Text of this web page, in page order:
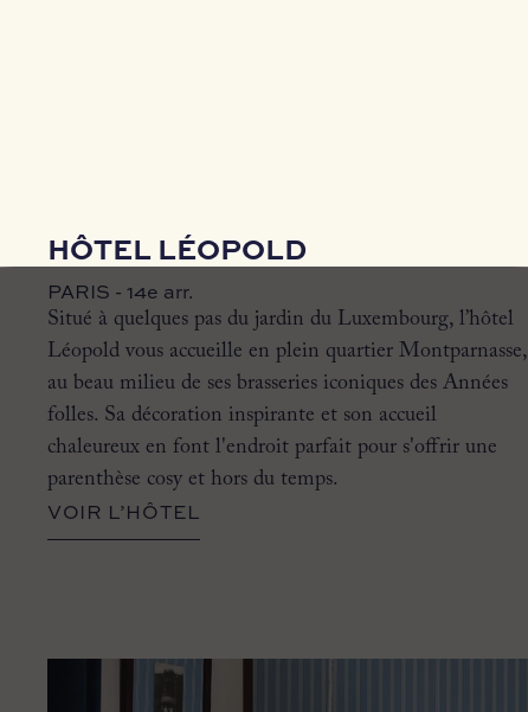
HÔTEL LÉOPOLD
PARIS - 14e arr.
Situé à quelques pas du jardin du Luxembourg, l’hôtel
Léopold vous accueille en plein quartier Montparnasse,
au beau milieu de ses brasseries iconiques des Années
folles. Sa décoration inspirante et son accueil
chaleureux en font l'endroit parfait pour s'offrir une
parenthèse cosy et hors du temps.
VOIR L’HÔTEL